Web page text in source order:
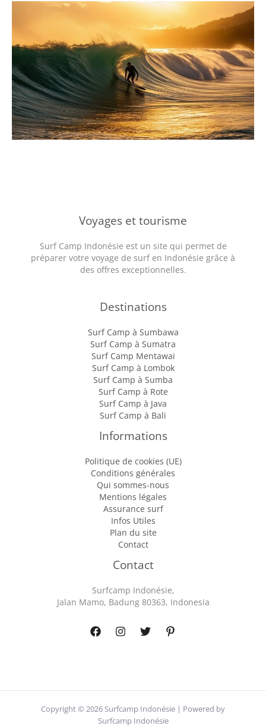
Voyages et tourisme
Surf Camp Indonésie est un site qui permet de
préparer votre voyage de surf en Indonésie grâce à
des offres exceptionnelles.
Destinations
Surf Camp à Sumbawa
Surf Camp à Sumatra
Surf Camp Mentawai
Surf Camp à Lombok
Surf Camp à Sumba
Surf Camp à Rote
Surf Camp à Java
Surf Camp à Bali
Informations
Politique de cookies (UE)
Conditions générales
Qui sommes-nous
Mentions légales
Assurance surf
Infos Utiles
Plan du site
Contact
Contact
Surfcamp Indonésie,
Jalan Mamo, Badung 80363, Indonesia
Copyright © 2026 Surfcamp Indonésie | Powered by
Surfcamp Indonésie